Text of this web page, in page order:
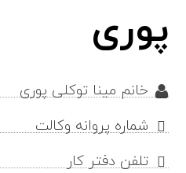
پوری
خانم مینا توکلی پوری
شماره پروانه وکالت
تلفن دفتر کار